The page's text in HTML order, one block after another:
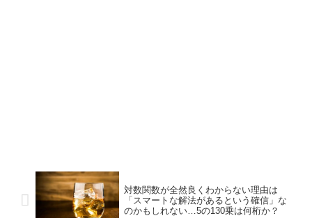
対数関数が全然良くわからない理由は
「スマートな解法があるという確信」な
のかもしれない…5の130乗は何桁か？